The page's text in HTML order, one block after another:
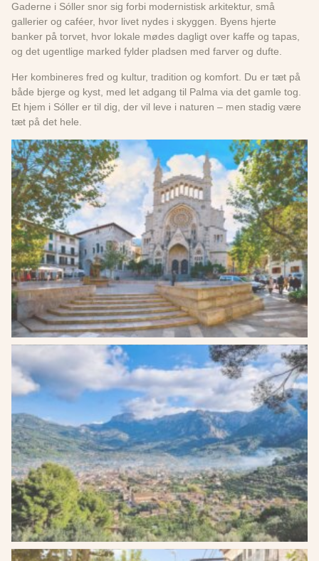
Gaderne i Sóller snor sig forbi modernistisk arkitektur, små
gallerier og caféer, hvor livet nydes i skyggen. Byens hjerte
banker på torvet, hvor lokale mødes dagligt over kaffe og tapas,
og det ugentlige marked fylder pladsen med farver og dufte.
Her kombineres fred og kultur, tradition og komfort. Du er tæt på
både bjerge og kyst, med let adgang til Palma via det gamle tog.
Et hjem i Sóller er til dig, der vil leve i naturen – men stadig være
tæt på det hele.